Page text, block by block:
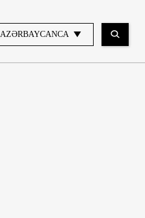
AZƏRBAYCANCA